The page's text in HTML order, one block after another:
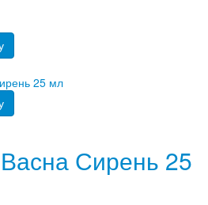
Сирень 25